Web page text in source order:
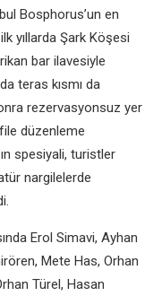
Bosphorus’un en
yıllarda Şark Köşesi
bar ilavesiyle
teras kısmı da
rezervasyonsuz yer
düzenleme
spesiyali, turistler
nargilelerde
Erol Simavi, Ayhan
Mete Has, Orhan
Türel, Hasan